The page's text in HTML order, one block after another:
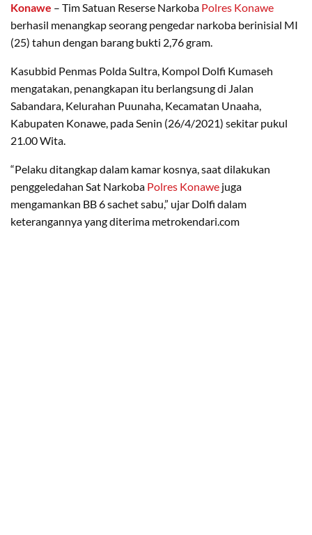
Konawe – Tim Satuan Reserse Narkoba Polres Konawe
berhasil menangkap seorang pengedar narkoba berinisial MI
(25) tahun dengan barang bukti 2,76 gram.
Kasubbid Penmas Polda Sultra, Kompol Dolfi Kumaseh
mengatakan, penangkapan itu berlangsung di Jalan
Sabandara, Kelurahan Puunaha, Kecamatan Unaaha,
Kabupaten Konawe, pada Senin (26/4/2021) sekitar pukul
21.00 Wita.
“Pelaku ditangkap dalam kamar kosnya, saat dilakukan
penggeledahan Sat Narkoba Polres Konawe juga
mengamankan BB 6 sachet sabu,” ujar Dolfi dalam
keterangannya yang diterima metrokendari.com